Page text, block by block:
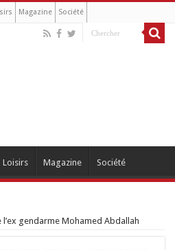
Magazine Société
Loisirs Magazine Société
gendarme Mohamed Abdallah